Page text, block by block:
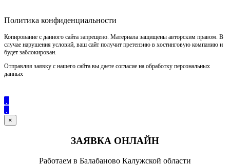
Политика конфиденциальности
Копирование с данного сайта запрещено. Материала защищены авторским правом. В
случае нарушения условий, ваш сайт получит претензию в хостинговую компанию и
будет заблокирован.
Отправляя заявку с нашего сайта вы даете согласие на обработку персональных
данных
×
ЗАЯВКА ОНЛАЙН
Работаем в Балабаново Калужской области